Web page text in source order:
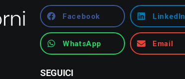
Facebook LinkedIn
WhatsApp Email
SEGUICI